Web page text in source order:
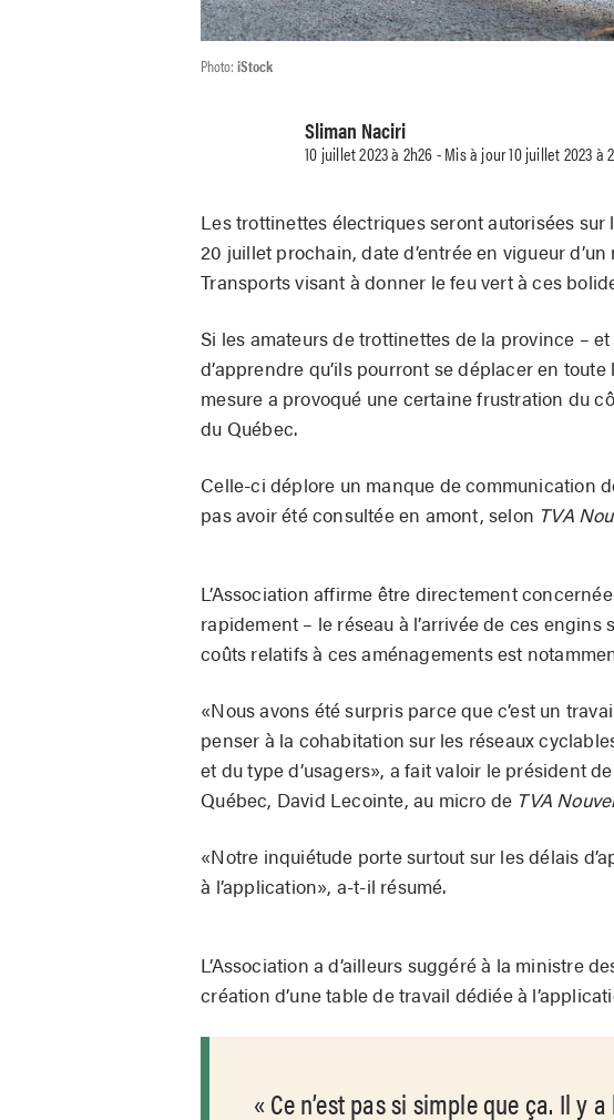
Photo:iStock
Sliman Naciri
10 juillet 2023 à 2h26 - Mis à jour 10 juillet 2023 à
Les trottinettes électriques seront autorisées
20 juillet prochain, date d’entrée en vigueur
Transports visant à donner le feu vert à ces
Si les amateurs de trottinettes de la province –
d’apprendre qu’ils pourront se déplacer en
mesure a provoqué une certaine frustration du
du Québec.
Celle-ci déplore un manque de communication
pas avoir été consultée en amont, selon TVA
L’Association affirme être directement
rapidement – le réseau à l’arrivée de ces
coûts relatifs à ces aménagements est
«Nous avons été surpris parce que c’est un
penser à la cohabitation sur les réseaux
et du type d’usagers», a fait valoir le président
Québec, David Lecointe, au micro de TVA
«Notre inquiétude porte surtout sur les délais
à l’application», a-t-il résumé.
L’Association a d’ailleurs suggéré à la ministre
création d’une table de travail dédiée à
Ce n’est pas si simple que ça. Il y